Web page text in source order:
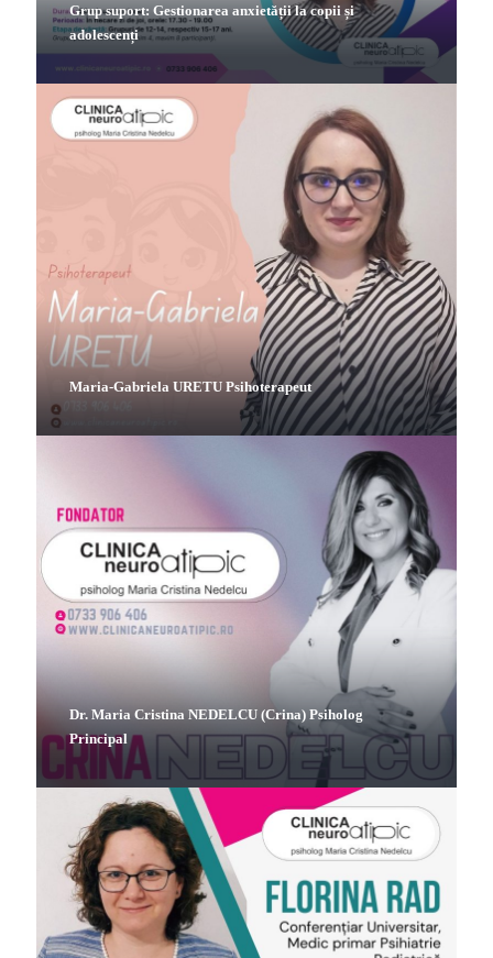
Grup suport: Gestionarea anxietății la copii și
adolescenți
Maria-Gabriela URETU Psihoterapeut
Dr. Maria Cristina NEDELCU (Crina) Psiholog
Principal